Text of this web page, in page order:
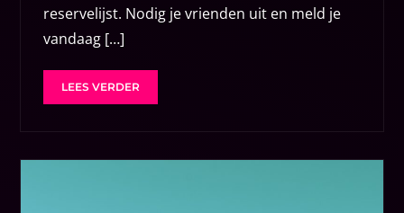
reservelijst. Nodig je vrienden uit en meld je
vandaag […]
LEES VERDER